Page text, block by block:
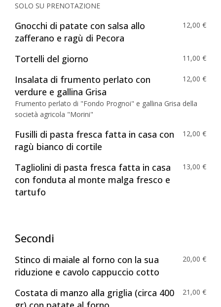
SOLO SU PRENOTAZIONE
Gnocchi di patate con salsa allo
zafferano e ragù di Pecora
12,00 €
Tortelli del giorno 11,00 €
Insalata di frumento perlato con
verdure e gallina Grisa
12,00 €
Frumento perlato di "Fondo Prognoi" e gallina Grisa della
società agricola "Morini"
Fusilli di pasta fresca fatta in casa con
ragù bianco di cortile
12,00 €
Tagliolini di pasta fresca fatta in casa
con fonduta al monte malga fresco e
tartufo
13,00 €
Secondi
Stinco di maiale al forno con la sua
riduzione e cavolo cappuccio cotto
20,00 €
Costata di manzo alla griglia (circa 400
21,00 €